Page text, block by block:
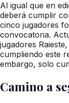
Al igual que en
deberá cumplir
cinco jugadores
convocatoria.
jugadores
cumpliendo este
embargo, solo
Camino a